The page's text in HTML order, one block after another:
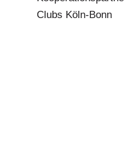
Clubs Köln-Bonn